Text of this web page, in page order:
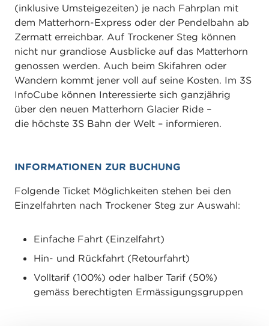
(inklusive Umsteigezeiten) je nach Fahrplan mit
dem Matterhorn-Express oder der Pendelbahn ab
Zermatt erreichbar. Auf Trockener Steg können
nicht nur grandiose Ausblicke auf das Matterhorn
genossen werden. Auch beim Skifahren oder
Wandern kommt jener voll auf seine Kosten. Im 3S
InfoCube können Interessierte sich ganzjährig
über den neuen Matterhorn Glacier Ride –
die höchste 3S Bahn der Welt – informieren.
INFORMATIONEN ZUR BUCHUNG
Folgende Ticket Möglichkeiten stehen bei den
Einzelfahrten nach Trockener Steg zur Auswahl:
Einfache Fahrt (Einzelfahrt)
Hin- und Rückfahrt (Retourfahrt)
Volltarif (100%) oder halber Tarif (50%)
gemäss berechtigten Ermässigungsgruppen